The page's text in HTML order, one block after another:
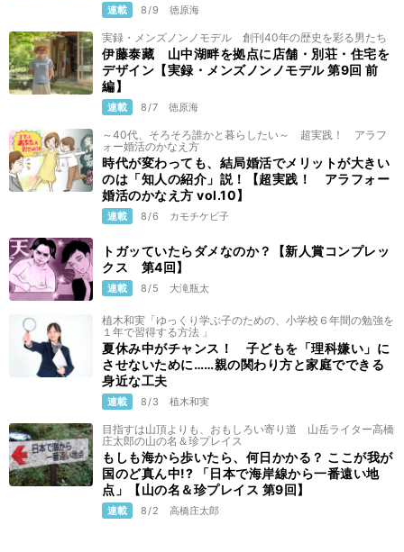
連載 8/9 徳原海
実録・メンズノンノモデル 創刊40年の歴史を彩る男たち
伊藤泰藏 山中湖畔を拠点に店舗・別荘・住宅を
デザイン【実録・メンズノンノモデル 第9回 前
編】
連載 8/7 徳原海
～40代、そろそろ誰かと暮らしたい～ 超実践！ アラフ
ォー婚活のかなえ方
時代が変わっても、結局婚活でメリットが大きい
のは「知人の紹介」説！【超実践！ アラフォー
婚活のかなえ方 vol.10】
連載 8/6 カモチケビ子
トガッていたらダメなのか？【新人賞コンプレッ
クス 第4回】
連載 8/5 大滝瓶太
植木和実「ゆっくり学ぶ子のための、小学校６年間の勉強を
１年で習得する方法 」
夏休み中がチャンス！ 子どもを「理科嫌い」に
させないために……親の関わり方と家庭でできる
身近な工夫
連載 8/3 植木和実
目指すは山頂よりも、おもしろい寄り道 山岳ライター高橋
庄太郎の山の名＆珍プレイス
もしも海から歩いたら、何日かかる？ ここが我が
国のど真ん中!? 「日本で海岸線から一番遠い地
点」【山の名＆珍プレイス 第9回】
連載 8/2 高橋庄太郎